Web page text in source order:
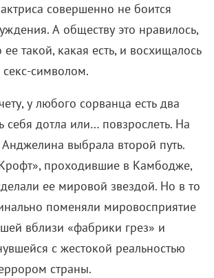
совершенно не боится
А обществу это нравилось,
такой, какая есть, и восхищалось
символом.
у любого сорванца есть два
дотла или… повзрослеть. На
выбрала второй путь.
проходившие в Камбодже,
ее мировой звездой. Но в то
поменяли мировосприятие
вблизи «фабрики грез» и
с жестокой реальностью
страны.